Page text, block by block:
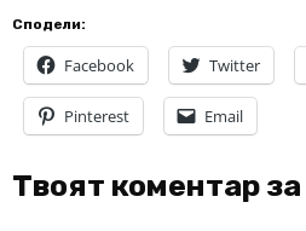
Сподели:
Facebook Twitter
Pinterest Email
Твоят коментар